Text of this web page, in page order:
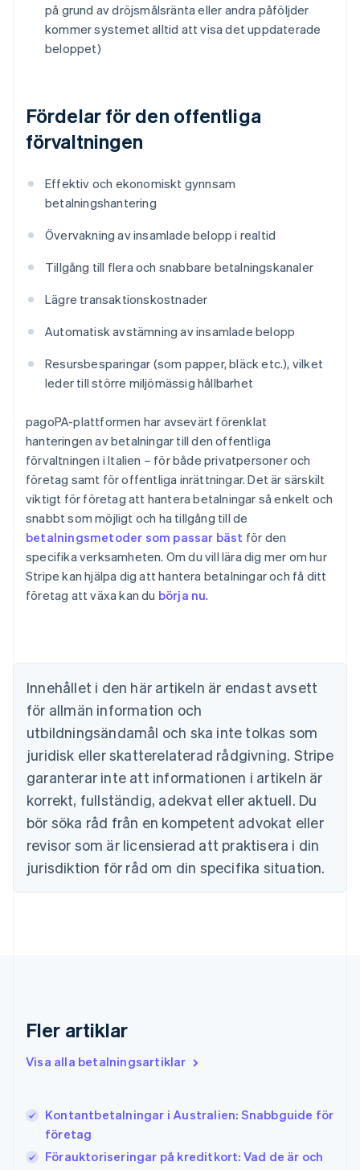
på grund av dröjsmålsränta eller andra påföljder
kommer systemet alltid att visa det uppdaterade
beloppet)
Fördelar för den offentliga
förvaltningen
Effektiv och ekonomiskt gynnsam
betalningshantering
Övervakning av insamlade belopp i realtid
Tillgång till flera och snabbare betalningskanaler
Lägre transaktionskostnader
Automatisk avstämning av insamlade belopp
Resursbesparingar (som papper, bläck etc.), vilket
leder till större miljömässig hållbarhet
pagoPA-plattformen har avsevärt förenklat
hanteringen av betalningar till den offentliga
förvaltningen i Italien – för både privatpersoner och
företag samt för offentliga inrättningar. Det är särskilt
viktigt för företag att hantera betalningar så enkelt och
snabbt som möjligt och ha tillgång till de
betalningsmetoder som passar bäst för den
specifika verksamheten. Om du vill lära dig mer om hur
Stripe kan hjälpa dig att hantera betalningar och få ditt
företag att växa kan du börja nu.
Innehållet i den här artikeln är endast avsett
för allmän information och
utbildningsändamål och ska inte tolkas som
juridisk eller skatterelaterad rådgivning. Stripe
garanterar inte att informationen i artikeln är
korrekt, fullständig, adekvat eller aktuell. Du
bör söka råd från en kompetent advokat eller
revisor som är licensierad att praktisera i din
jurisdiktion för råd om din specifika situation.
Fler artiklar
Visa alla betalningsartiklar
Kontantbetalningar i Australien: Snabbguide för
företag
Förauktoriseringar på kreditkort: Vad de är och
Australien
English
PortuguêsEnglish
Bulgarien
English
Cypern
English
Danmark
English
Estland
Fastlandskina
简体中文English
Finland
English Svenska
Frankrike
简体中文
Indien
Irland
ItalianoEnglish
Japan
日本語 English